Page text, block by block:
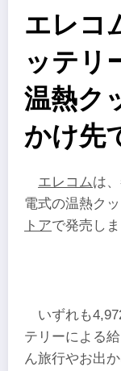
エレコ
ッテリ
温熱ク
かけ先
エレコムは
電式の温熱ク
トアで発売しま
いずれも
テリーによる
ん旅行やお出